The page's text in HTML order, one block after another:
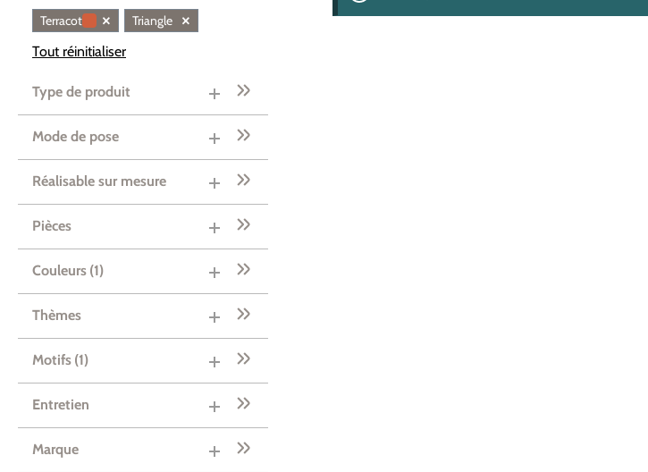
Terracotta × Triangle ×
Tout réinitialiser
Type de produit
Mode de pose
Réalisable sur mesure
Pièces
Couleurs (1)
Thèmes
Motifs (1)
Entretien
Marque